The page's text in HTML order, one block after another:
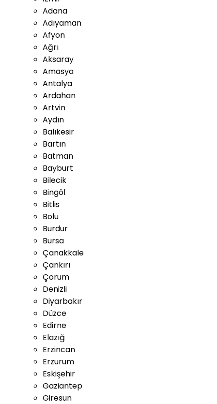
Adana
Adıyaman
Afyon
Ağrı
Aksaray
Amasya
Antalya
Ardahan
Artvin
Aydın
Balıkesir
Bartın
Batman
Bayburt
Bilecik
Bingöl
Bitlis
Bolu
Burdur
Bursa
Çanakkale
Çankırı
Çorum
Denizli
Diyarbakır
Düzce
Edirne
Elazığ
Erzincan
Erzurum
Eskişehir
Gaziantep
Giresun